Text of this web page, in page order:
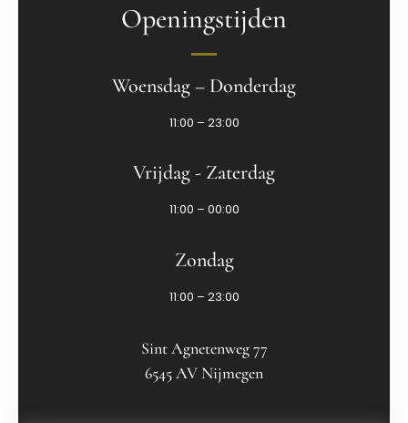
Openingstijden
Woensdag – Donderdag
11:00 – 23:00
Vrijdag - Zaterdag
11:00 – 00:00
Zondag
11:00 – 23:00
Sint Agnetenweg 77
6545 AV Nijmegen